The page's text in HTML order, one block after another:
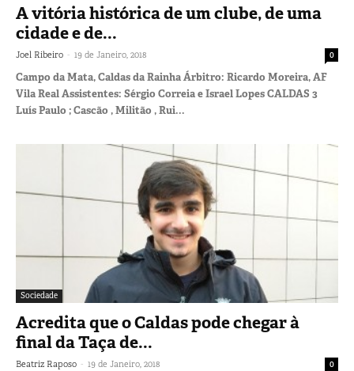
A vitória histórica de um clube, de uma
cidade e de...
Joel Ribeiro - 19 de Janeiro, 2018 0
Campo da Mata, Caldas da Rainha Árbitro: Ricardo Moreira, AF
Vila Real Assistentes: Sérgio Correia e Israel Lopes CALDAS 3
Luís Paulo ; Cascão , Militão , Rui...
Sociedade
Acredita que o Caldas pode chegar à
final da Taça de...
Beatriz Raposo - 19 de Janeiro, 2018 0